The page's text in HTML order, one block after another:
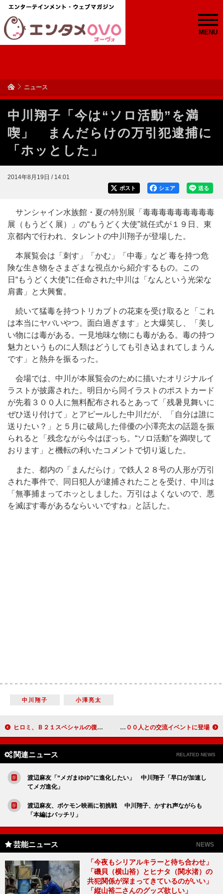
MENU
ニュース
中川翔子「今は“ソロ活動”を満
喫」 まんだらけの万引犯逮捕に
「ホッとした」
2014年8月19日 / 14:01
送る
シェア
ポスト
サンシャイン水族館・夏の特別展「毒毒毒毒毒毒毒毒毒
展（もうどく展）」の“もうどく大使”就任式が１９日、東
京都内で行われ、タレントの中川翔子が登場した。
本展覧会は「刺す」「かむ」「中毒」など 毒を持つ危
険な生き物をさまざまな視点から紹介するもの。この
日“もうどく大使”に任命された中川は「なんという光栄な
肩書」と大興奮。
続いて猛毒を持つトリカブトの花束を受け取ると「これ
は本当にヤバいやつ。面白過ぎます」と大爆笑し、「美し
い物には毒がある。一見地味な物にも毒がある。毒の持つ
魅力というものに人類はどうしても引き込まれてしまうん
です」と熱弁を振るった。
会場では、中川が本展覧会のために描いたオリジナルイ
ラストが披露された。明日から同イラストのポストカード
が先着３００人に無料配布されるとあって「残暑見舞いに
ぜひ送り付けて」とアピールした中川だが、「自分は誰に
送りたい？」と５月に破局した俳優の小澤亮太の話題を振
られると「残念ながら今はぼっち。“ソロ活動”を満喫して
おります」と機転の利いたコメントで切り返した。
また、都内の「まんだらけ」で鉄人２８号の人形が万引
された事件で、同日犯人が逮捕されたことを受け、中川は
「無事捕まってホッとしました。万引はよくないので、悪
を滅ぼす毒があるならいいですね」と話した。
中川翔子 小澤亮太
ヒロミ、Ｂ２１スペシャルの復活に言及 「来年あたりやろうかなと思っています」 佐藤健、福山雅治との共演は「過酷だった」 ファン約５００人との交流イベントに登場
関連ニュース RELATED NEWS
渡辺麻友「“メガまゆゆ”に進化したい」 中川翔子「早口が加速し
てメガ進化」
渡辺麻友、ポケモン映画に初挑戦 中川翔子、かすれ声ながらも
「本編はバッチリ」
芸能ニュース NEWS
「今夜もシリアルキラーと待ち合わせ」
「磯貝（横山裕）とヒナタ（関水渚）の
共犯関係が深まってきているのがいい」
「縦山裕二さんのグッズ欲しい」